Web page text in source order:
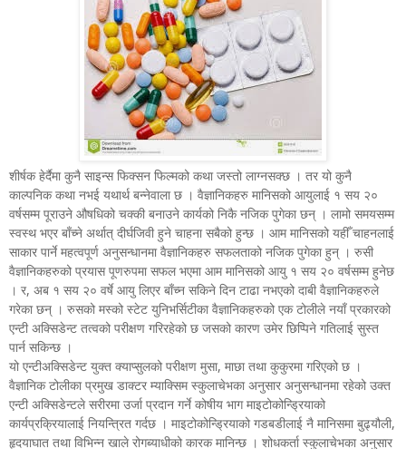
शीर्षक हेर्दैमा कुनै साइन्स फिक्सन फिल्मको कथा जस्तो लाग्नसक्छ । तर यो कुनै
काल्पनिक कथा नभई यथार्थ बन्नेवाला छ । वैज्ञानिकहरु मानिसको आयुलाई १ सय २०
वर्षसम्म पूराउने औषधिको चक्की बनाउने कार्यको निकै नजिक पुगेका छन् । लामो समयसम्म
स्वस्थ भएर बाँच्ने अर्थात् दीर्घजिवी हुने चाहना सबैको हुन्छ । आम मानिसको यहीँ चाहनलाई
साकार पार्ने महत्वपूर्ण अनुसन्धानमा वैज्ञानिकहरु सफलताको नजिक पुगेका हुन् । रुसी
वैज्ञानिकहरुको प्रयास पूणरुपमा सफल भएमा आम मानिसको आयु १ सय २० वर्षसम्म हुनेछ
। र, अब १ सय २० वर्षे आयु लिएर बाँच्न सकिने दिन टाढा नभएको दाबी वैज्ञानिकहरुले
गरेका छन् । रुसको मस्को स्टेट युनिभर्सिटीका वैज्ञानिकहरुको एक टोलीले नयाँ प्रकारको
एन्टी अक्सिडेन्ट तत्वको परीक्षण गरिरहेको छ जसको कारण उमेर छिप्पिने गतिलाई सुस्त
पार्न सकिन्छ ।
यो एन्टीअक्सिडेन्ट युक्त क्याप्सुलको परीक्षण मुसा, माछा तथा कुकुरमा गरिएको छ ।
वैज्ञानिक टोलीका प्रमुख डाक्टर म्याक्सिम स्कुलाचेभका अनुसार अनुसन्धानमा रहेको उक्त
एन्टी अक्सिडेन्टले सरीरमा उर्जा प्रदान गर्ने कोषीय भाग माइटोकोन्डि्रयाको
कार्यप्रक्रियालाई नियन्त्रित गर्दछ । माइटोकोन्डि्रयाको गडबडीलाई नै मानिसमा बुढ्यौली,
हृदयाघात तथा विभिन्न खाले रोगब्याधीको कारक मानिन्छ । शोधकर्ता स्कुलाचेभका अनुसार